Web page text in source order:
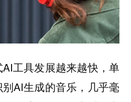
工具发展越来越快，单
AI生成的音乐，几乎毫